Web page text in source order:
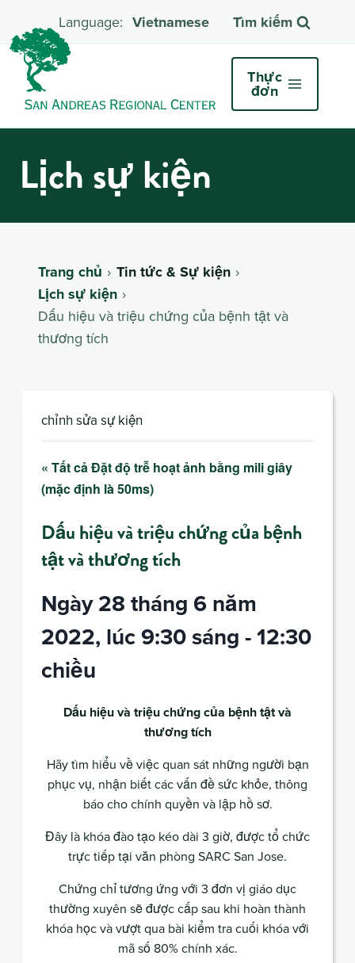
Vietnamese Tìm kiếm
Thực
đơn
Lịch sự kiện
Trang chủ
Tin tức & Sự kiện
Lịch sự kiện
Dấu hiệu và triệu chứng của bệnh tật và
thương tích
chỉnh sửa sự kiện
« Tất cả Đặt độ trễ hoạt ảnh bằng mili giây
(mặc định là 50ms)
Dấu hiệu và triệu chứng của bệnh
tật và thương tích
Ngày 28 tháng 6 năm
2022, lúc 9:30 sáng -12:30
chiều
Dấu hiệu và triệu chứng của bệnh tật và
thương tích
Hãy tìm hiểu về việc quan sát những người bạn
phục vụ, nhận biết các vấn đề sức khỏe, thông
báo cho chính quyền và lập hồ sơ.
Đây là khóa đào tạo kéo dài 3 giờ, được tổ chức
trực tiếp tại văn phòng SARC San Jose.
Chứng chỉ tương ứng với 3 đơn vị giáo dục
thường xuyên sẽ được cấp sau khi hoàn thành
khóa học và vượt qua bài kiểm tra cuối khóa với
mã số 80% chính xác.